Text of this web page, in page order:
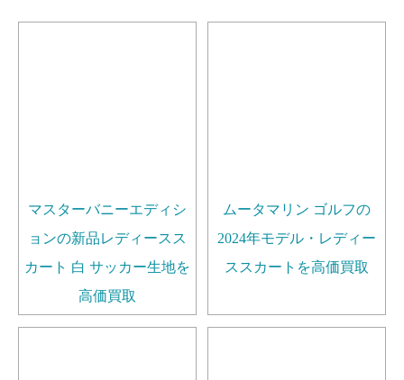
マスターバニーエディシ
ョンの新品レディースス
カート 白 サッカー生地を
高価買取
ムータマリン ゴルフの
2024年モデル・レディー
ススカートを高価買取